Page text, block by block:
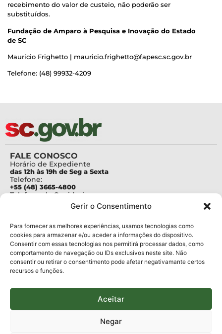
Gerir o Consentimento
Para fornecer as melhores experiências, usamos tecnologias como
cookies para armazenar e/ou aceder a informações do dispositivo.
Consentir com essas tecnologias nos permitirá processar dados, como
comportamento de navegação ou IDs exclusivos neste site. Não
consentir ou retirar o consentimento pode afetar negativamante certos
recursos e funções.
Aceitar
Negar
recebimento do valor de custeio, não poderão ser
substituídos.
Fundação de Amparo à Pesquisa e Inovação do Estado
de SC
Maurício Frighetto | mauricio.frighetto@fapesc.sc.gov.br
Telefone: (48) 99932-4209
FALE CONOSCO
Horário de Expediente
das 12h às 19h de Seg a Sexta
Telefone:
+55 (48) 3665-4800
Telefone da Ouvidoria
Para assuntos relacionados à Pesquisa
pesquisa@fapesc.sc.gov.br
Para assuntos relacionados à Inovação
inovacao@fapesc.sc.gov.br
Para assuntos relacionados à Bolsas
bolsas@fapesc.sc.gov.br
Para assuntos relacionados à Prestação de Contas
Para assuntos relacionados à Plataforma
plataforma@fapesc.sc.gov.br
Jair Artur da Silva dpo@fapesc.sc.gov.br 3665-4831